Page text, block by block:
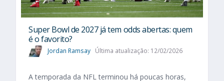
Super Bowl de 2027 já tem odds abertas: quem
é o favorito?
Jordan Ramsay Última atualização: 12/02/2026
A temporada da NFL terminou há poucas horas,